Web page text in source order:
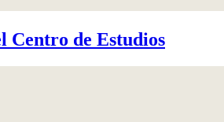
Centro de Estudios